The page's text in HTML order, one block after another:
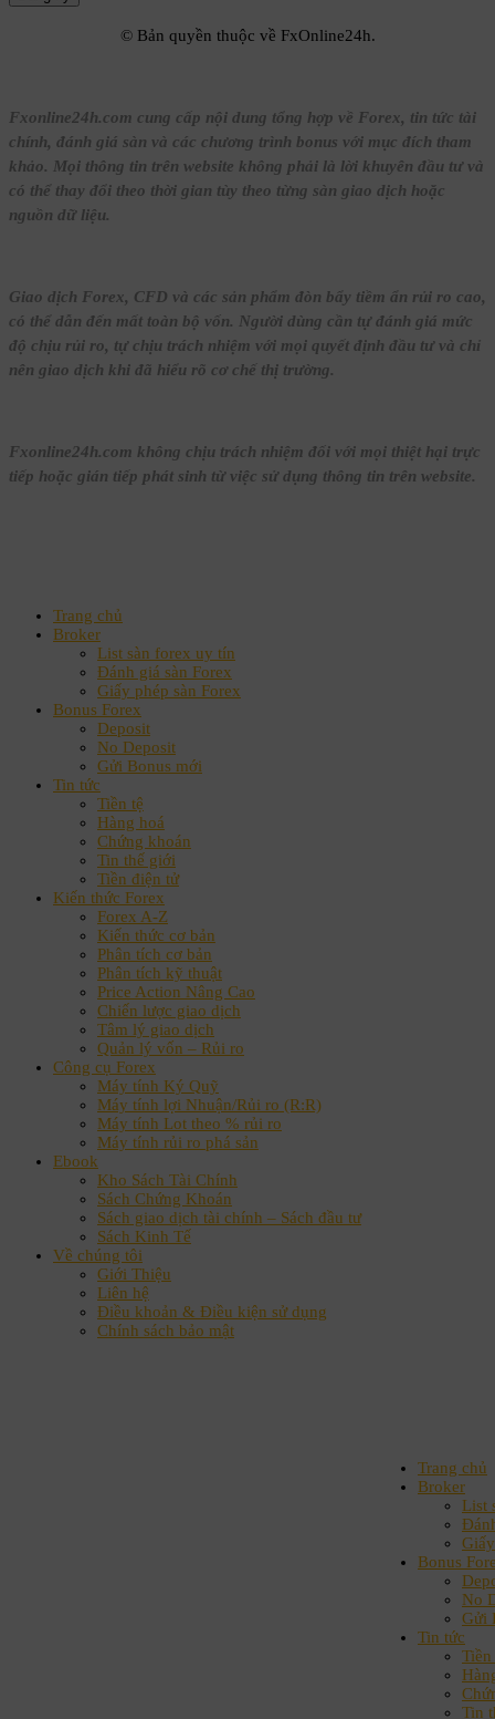
© Bản quyền thuộc về FxOnline24h.
Fxonline24h.com cung cấp nội dung tổng hợp về Forex, tin tức tài
chính, đánh giá sàn và các chương trình bonus với mục đích tham
khảo. Mọi thông tin trên website không phải là lời khuyên đầu tư và
có thể thay đổi theo thời gian tùy theo từng sàn giao dịch hoặc
nguồn dữ liệu.
Giao dịch Forex, CFD và các sản phẩm đòn bẩy tiềm ẩn rủi ro cao,
có thể dẫn đến mất toàn bộ vốn. Người dùng cần tự đánh giá mức
độ chịu rủi ro, tự chịu trách nhiệm với mọi quyết định đầu tư và chỉ
nên giao dịch khi đã hiểu rõ cơ chế thị trường.
Fxonline24h.com không chịu trách nhiệm đối với mọi thiệt hại trực
tiếp hoặc gián tiếp phát sinh từ việc sử dụng thông tin trên website.
Trang chủ
Broker
List sàn forex uy tín
Đánh giá sàn Forex
Giấy phép sàn Forex
Bonus Forex
Deposit
No Deposit
Gửi Bonus mới
Tin tức
Tiền tệ
Hàng hoá
Chứng khoán
Tin thế giới
Tiền điện tử
Kiến thức Forex
Forex A-Z
Kiến thức cơ bản
Phân tích cơ bản
Phân tích kỹ thuật
Price Action Nâng Cao
Chiến lược giao dịch
Tâm lý giao dịch
Quản lý vốn – Rủi ro
Công cụ Forex
Máy tính Ký Quỹ
Máy tính lợi Nhuận/Rủi ro (R:R)
Máy tính Lot theo % rủi ro
Máy tính rủi ro phá sản
Ebook
Kho Sách Tài Chính
Sách Chứng Khoán
Sách giao dịch tài chính – Sách đầu tư
Sách Kinh Tế
Về chúng tôi
Giới Thiệu
Liên hệ
Điều khoản & Điều kiện sử dụng
Chính sách bảo mật
Trang chủ
Broker
List
Bonus
No
Gửi
Tin tức
Tiền
Tin